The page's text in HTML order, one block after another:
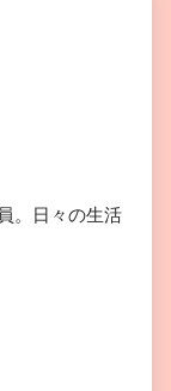
。日々の生活